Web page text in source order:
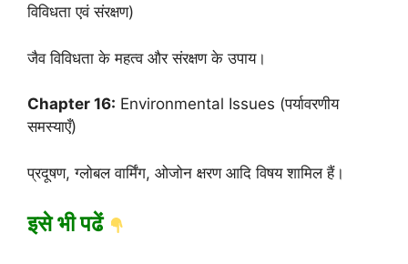
विविधता एवं संरक्षण)
जैव विविधता के महत्व और संरक्षण के उपाय।
Chapter 16: Environmental Issues (पर्यावरणीय
समस्याएँ)
प्रदूषण, ग्लोबल वार्मिंग, ओजोन क्षरण आदि विषय शामिल हैं।
इसे भी पढें